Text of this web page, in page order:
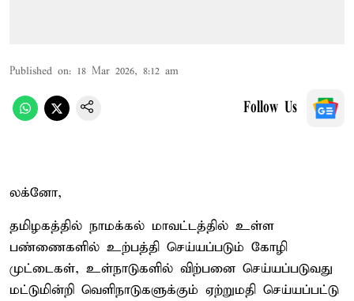
Published on: 18 Mar 2026, 8:12 am
Follow Us
லக்னோ,
தமிழகத்தில் நாமக்கல் மாவட்டத்தில் உள்ள
பண்ணைகளில் உற்பத்தி செய்யப்படும் கோழி
முட்டைகள், உள்நாடுகளில் விற்பனை செய்யப்படுவது
மட்டுமின்றி வெளிநாடுகளுக்கும் ஏற்றுமதி செய்யப்பட்டு